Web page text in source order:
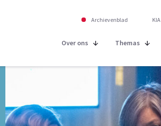
Archievenblad KIA
Over ons Themas